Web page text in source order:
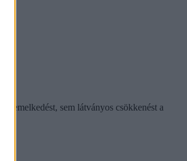
emelkedést, sem látványos csökkenést a